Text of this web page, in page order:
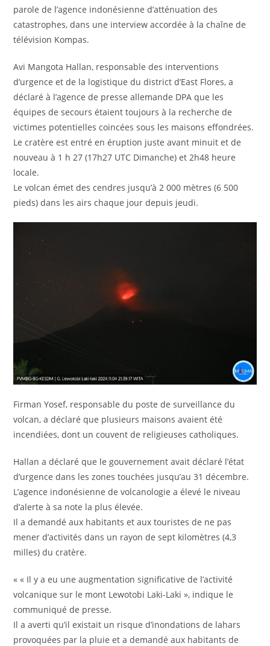
parole de l’agence indonésienne d’atténuation des
catastrophes, dans une interview accordée à la chaîne de
télévision Kompas.
Avi Mangota Hallan, responsable des interventions
d’urgence et de la logistique du district d’East Flores, a
déclaré à l’agence de presse allemande DPA que les
équipes de secours étaient toujours à la recherche de
victimes potentielles coincées sous les maisons effondrées.
Le cratère est entré en éruption juste avant minuit et de
nouveau à 1 h 27 (17h27 UTC Dimanche) et 2h48 heure
locale.
Le volcan émet des cendres jusqu’à 2 000 mètres (6 500
pieds) dans les airs chaque jour depuis jeudi.
Firman Yosef, responsable du poste de surveillance du
volcan, a déclaré que plusieurs maisons avaient été
incendiées, dont un couvent de religieuses catholiques.
Hallan a déclaré que le gouvernement avait déclaré l’état
d’urgence dans les zones touchées jusqu’au 31 décembre.
L’agence indonésienne de volcanologie a élevé le niveau
d’alerte à sa note la plus élevée.
Il a demandé aux habitants et aux touristes de ne pas
mener d’activités dans un rayon de sept kilomètres (4,3
milles) du cratère.
« « Il y a eu une augmentation significative de l’activité
volcanique sur le mont Lewotobi Laki-Laki », indique le
communiqué de presse.
Il a averti qu’il existait un risque d’inondations de lahars
provoquées par la pluie et a demandé aux habitants de